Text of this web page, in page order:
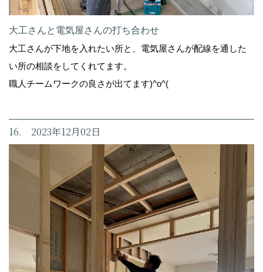
大工さんと電気屋さんの打ち合わせ
大工さんが下地を入れたい所と、電気屋さんが配線を通した
い所の相談をしてくれてます。
職人チームワークの良さが出てます)^o^(
16. 2023年12月02日